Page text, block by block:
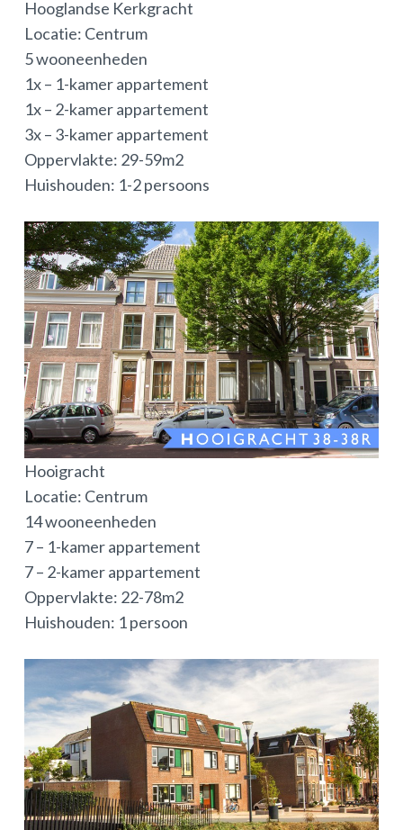
Hooglandse Kerkgracht
Locatie: Centrum
5 wooneenheden
1x – 1-kamer appartement
1x – 2-kamer appartement
3x – 3-kamer appartement
Oppervlakte: 29-59m2
Huishouden: 1-2 persoons
Hooigracht
Locatie: Centrum
14 wooneenheden
7 – 1-kamer appartement
7 – 2-kamer appartement
Oppervlakte: 22-78m2
Huishouden: 1 persoon